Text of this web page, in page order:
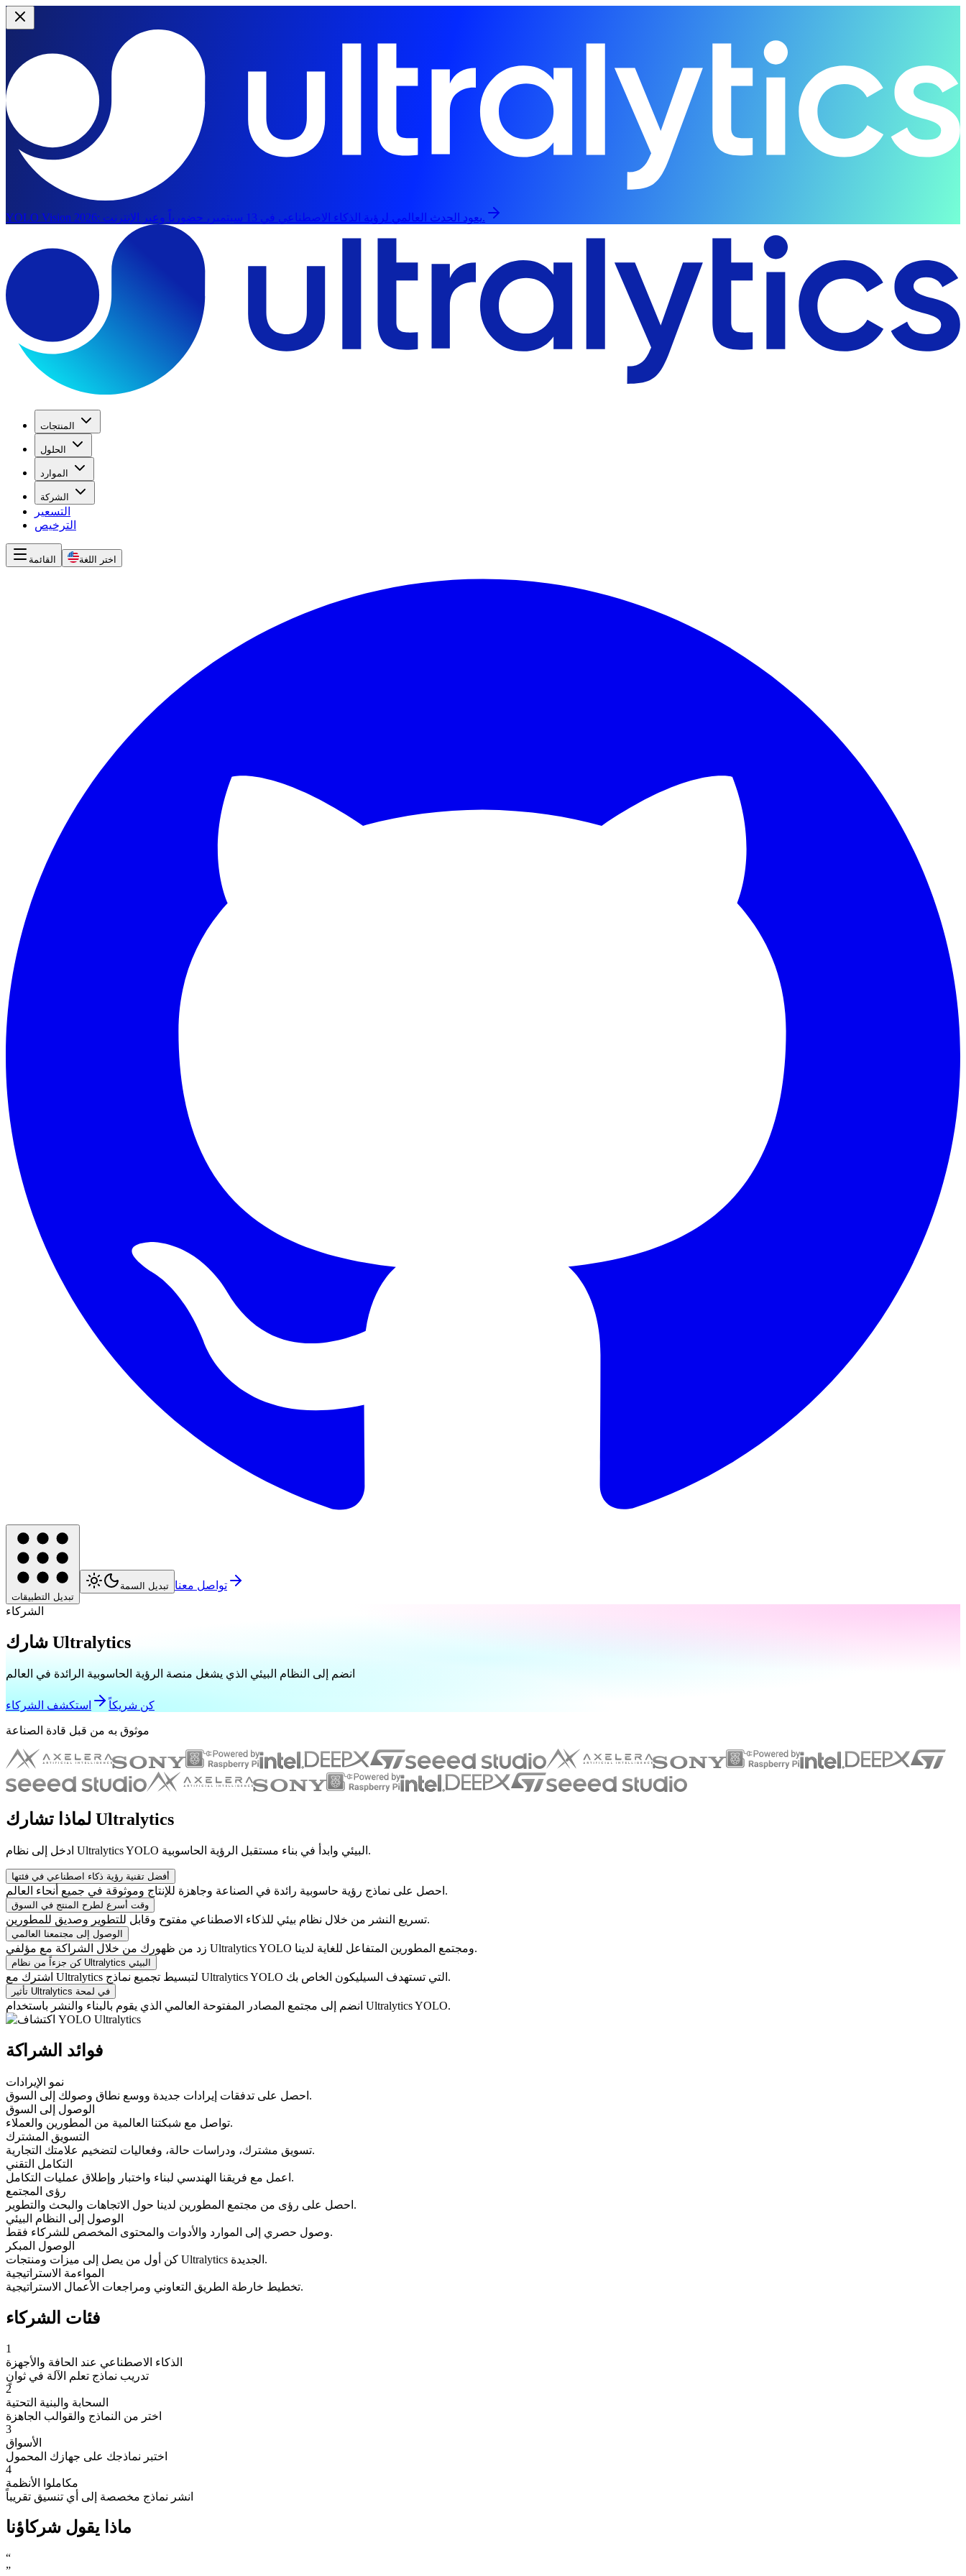
YOLO Vision 2026: يعود الحدث العالمي لرؤية الذكاء الاصطناعي في 13 سبتمبر، حضورياً وعبر الإنترنت.
المنتجات
الحلول
الموارد
الشركة
التسعير
الترخيص
القائمة اختر اللغة
تبديل التطبيقات
تبديل السمة تواصل معنا
الشركاء
شارك Ultralytics
انضم إلى النظام البيئي الذي يشغل منصة الرؤية الحاسوبية الرائدة في العالم
كن شريكاً استكشف الشركاء
موثوق به من قبل قادة الصناعة
لماذا تشارك Ultralytics
ادخل إلى نظام Ultralytics YOLO البيئي وابدأ في بناء مستقبل الرؤية الحاسوبية.
أفضل تقنية رؤية ذكاء اصطناعي في فئتها
احصل على نماذج رؤية حاسوبية رائدة في الصناعة وجاهزة للإنتاج وموثوقة في جميع أنحاء العالم.
وقت أسرع لطرح المنتج في السوق
تسريع النشر من خلال نظام بيئي للذكاء الاصطناعي مفتوح وقابل للتطوير وصديق للمطورين.
الوصول إلى مجتمعنا العالمي
زد من ظهورك من خلال الشراكة مع مؤلفي Ultralytics YOLO ومجتمع المطورين المتفاعل للغاية لدينا.
كن جزءاً من نظام Ultralytics البيئي
اشترك مع Ultralytics لتبسيط تجميع نماذج Ultralytics YOLO التي تستهدف السيليكون الخاص بك.
تأثير Ultralytics في لمحة
انضم إلى مجتمع المصادر المفتوحة العالمي الذي يقوم بالبناء والنشر باستخدام Ultralytics YOLO.
فوائد الشراكة
نمو الإيرادات
احصل على تدفقات إيرادات جديدة ووسع نطاق وصولك إلى السوق.
الوصول إلى السوق
تواصل مع شبكتنا العالمية من المطورين والعملاء.
التسويق المشترك
تسويق مشترك، ودراسات حالة، وفعاليات لتضخيم علامتك التجارية.
التكامل التقني
اعمل مع فريقنا الهندسي لبناء واختبار وإطلاق عمليات التكامل.
رؤى المجتمع
احصل على رؤى من مجتمع المطورين لدينا حول الاتجاهات والبحث والتطوير.
الوصول إلى النظام البيئي
وصول حصري إلى الموارد والأدوات والمحتوى المخصص للشركاء فقط.
الوصول المبكر
كن أول من يصل إلى ميزات ومنتجات Ultralytics الجديدة.
المواءمة الاستراتيجية
تخطيط خارطة الطريق التعاوني ومراجعات الأعمال الاستراتيجية.
فئات الشركاء
1
الذكاء الاصطناعي عند الحافة والأجهزة
تدريب نماذج تعلم الآلة في ثوانٍ
2
السحابة والبنية التحتية
اختر من النماذج والقوالب الجاهزة
3
الأسواق
اختبر نماذجك على جهازك المحمول
4
مكاملوا الأنظمة
انشر نماذج مخصصة إلى أي تنسيق تقريباً
ماذا يقول شركاؤنا
“
”